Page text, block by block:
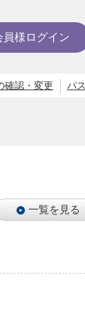
員様ログイン
確認・変更 パ
一覧を見る